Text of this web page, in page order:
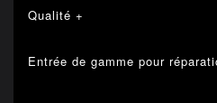
Qualité +
Entrée de gamme pour